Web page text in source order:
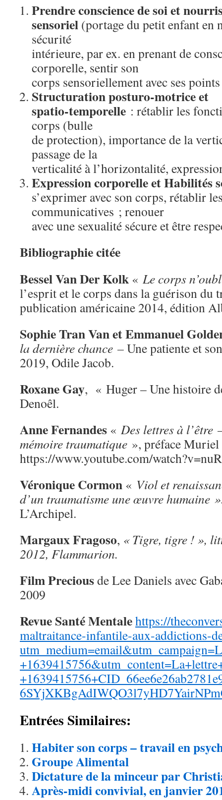
Prendre conscience de soi et
sensoriel (portage du petit enfant en
sécurité
intérieure, par ex. en prenant de
corporelle, sentir son
corps sensoriellement avec ses
Structuration posturo-motrice et
spatio-temporelle : rétablir les
corps (bulle
de protection), importance de la
passage de la
verticalité à l’horizontalité,
Expression corporelle et Habilités
s’exprimer avec son corps, rétablir
communicatives ; renouer
avec une sexualité sécure et être
Bibliographie citée
Bessel Van Der Kolk « Le corps
l’esprit et le corps dans la guérison du
publication américaine 2014, édition
Sophie Tran Van et Emmanuel
la dernière chance –Une patiente et
2019, Odile Jacob.
Roxane Gay, « Huger – Une histoire
Denoêl.
Anne Fernandes « Des lettres à l’être
mémoire traumatique », préface
https://www.youtube.com/
VéroniqueCormon « Viol et
d’un traumatisme une œuvre humaine
L’Archipel.
Margaux Fragoso, « Tigre, tigre ! »,
2012, Flammarion.
Film Preciousde Lee Daniels avec
2009
Revue Santé Mentalehttps://
maltraitance-infantile-aux-addictions-
Entrées Similaires:
Habiter son corps – travail en
Groupe Alimental
Dictature de la minceur par
Après-midi convivial, en janvier